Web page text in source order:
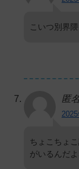
こいつ別界
匿名
ちょこちょ
がいるんだ